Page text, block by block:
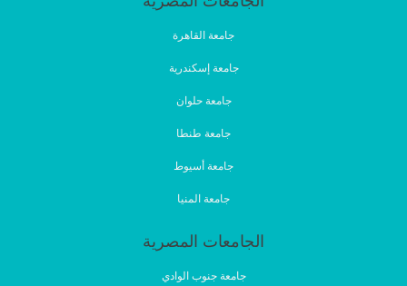
جامعة القاهرة
جامعة إسكندرية
جامعة حلوان
جامعة طنطا
جامعة أسيوط
جامعة المنيا
الجامعات المصرية
جامعة جنوب الوادي